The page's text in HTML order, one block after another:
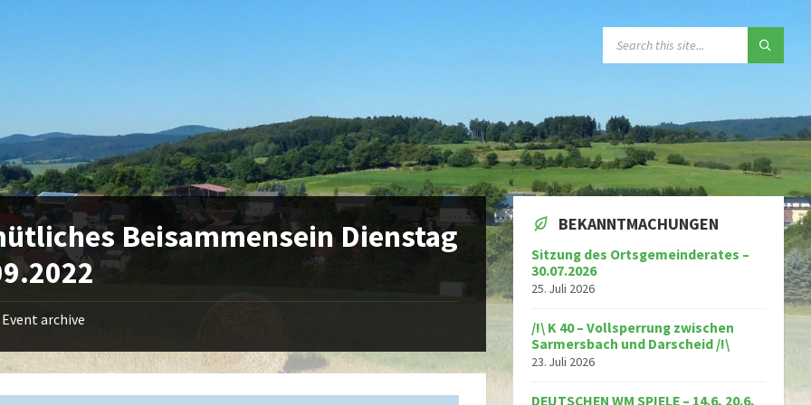
Beisammensein Dienstag
Event archive
BEKANNTMACHUNGEN
Sitzung des Ortsgemeinderates –
30.07.2026
25. Juli 2026
/!\ K 40 – Vollsperrung zwischen
Sarmersbach und Darscheid /!\
23. Juli 2026
DEUTSCHEN WM SPIELE – 14.6, 20.6,